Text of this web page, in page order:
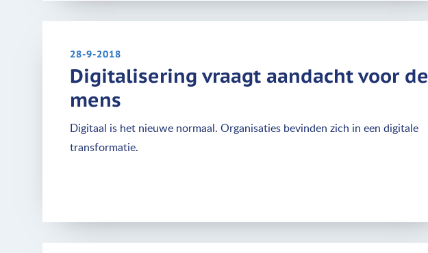
28-9-2018
Digitalisering vraagt aandacht voor de
mens
Digitaal is het nieuwe normaal. Organisaties bevinden zich in een digitale
transformatie.